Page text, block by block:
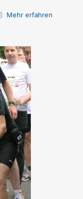
Mehr erfahren